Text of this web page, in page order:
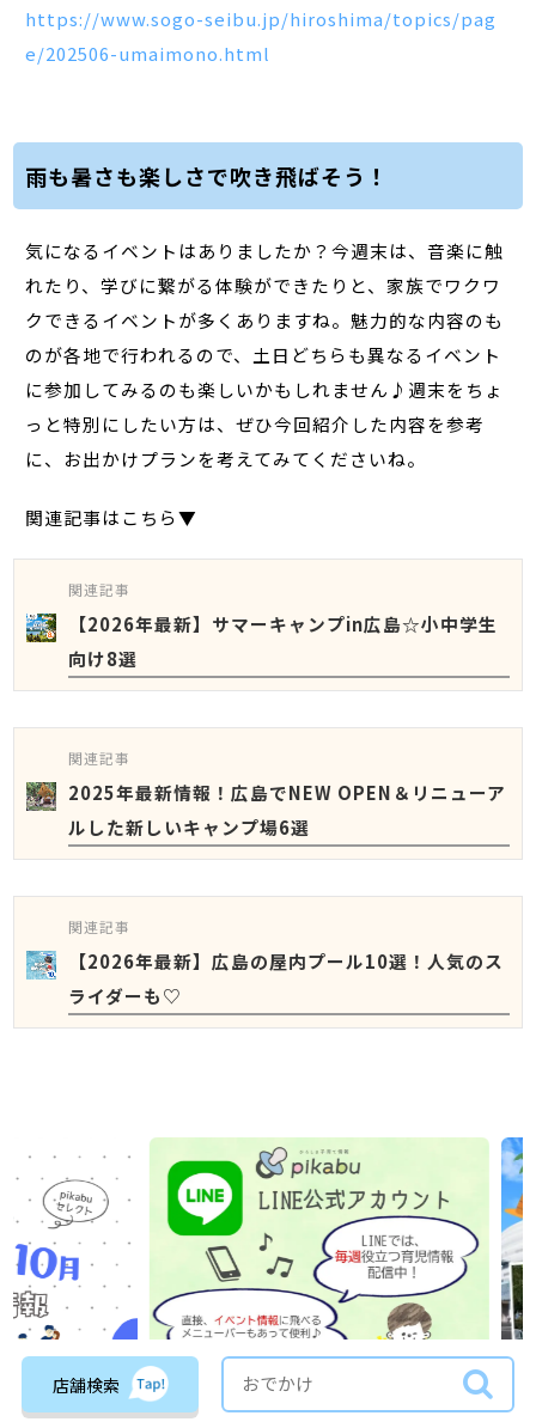
https://www.sogo-seibu.jp/hiroshima/topics/pag
e/202506-umaimono.html
雨も暑さも楽しさで吹き飛ばそう！
気になるイベントはありましたか？今週末は、音楽に触
れたり、学びに繋がる体験ができたりと、家族でワクワ
クできるイベントが多くありますね。魅力的な内容のも
のが各地で行われるので、土日どちらも異なるイベント
に参加してみるのも楽しいかもしれません♪週末をちょ
っと特別にしたい方は、ぜひ今回紹介した内容を参考
に、お出かけプランを考えてみてくださいね。
関連記事はこちら▼
関連記事
【2026年最新】サマーキャンプin広島☆小中学生
向け8選
関連記事
2025年最新情報！広島でNEW OPEN＆リニューア
ルした新しいキャンプ場6選
関連記事
【2026年最新】広島の屋内プール10選！人気のス
ライダーも♡
店舗検索